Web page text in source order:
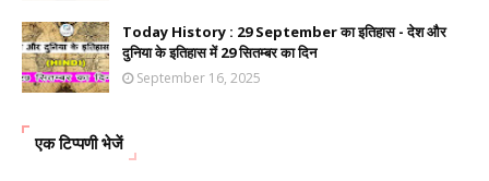
Today History : 29 September का इतिहास - देश और
दुनिया के इतिहास में 29 सितम्बर का दिन
September 16, 2025
एक टिप्पणी भेजें